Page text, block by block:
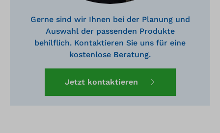
Gerne sind wir Ihnen bei der Planung und
Auswahl der passenden Produkte
behilflich. Kontaktieren Sie uns für eine
kostenlose Beratung.
Jetzt kontaktieren